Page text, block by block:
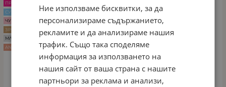
ПРОМО -10%
СУХА КОЖА
ЧУВСТВИТЕЛНА КОЖА
ЗРЯЛА КОЖА
МЛАДА КОЖА
ANTI AGE
Ние използваме бисквитки, за да
персонализираме съдържанието,
рекламите и да анализираме нашия
трафик. Също така споделяме
информация за използването на
нашия сайт от ваша страна с нашите
партньори за реклама и анализи,